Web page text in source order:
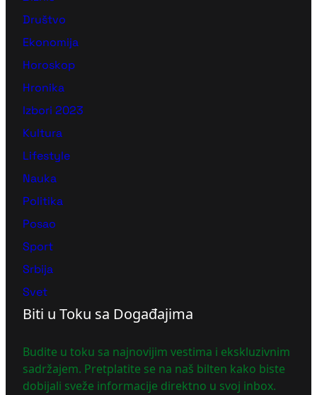
Društvo
Ekonomija
Horoskop
Hronika
Izbori 2023
Kultura
Lifestyle
Nauka
Politika
Posao
Sport
Srbija
Svet
Biti u Toku sa Događajima
Budite u toku sa najnovijim vestima i ekskluzivnim
sadržajem. Pretplatite se na naš bilten kako biste
dobijali sveže informacije direktno u svoj inbox.